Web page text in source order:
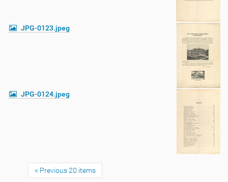
JPG-0123.jpeg
JPG-0124.jpeg
Previous 20 items